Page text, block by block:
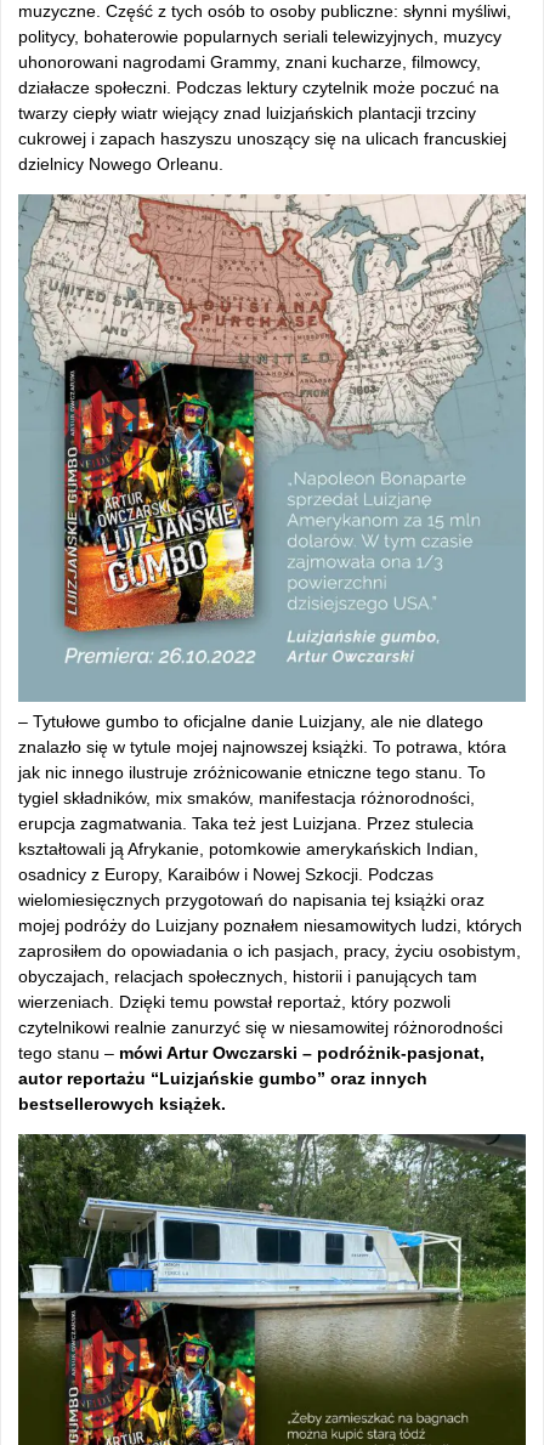
muzyczne. Część z tych osób to osoby publiczne: słynni myśliwi,
politycy, bohaterowie popularnych seriali telewizyjnych, muzycy
uhonorowani nagrodami Grammy, znani kucharze, filmowcy,
działacze społeczni. Podczas lektury czytelnik może poczuć na
twarzy ciepły wiatr wiejący znad luizjańskich plantacji trzciny
cukrowej i zapach haszyszu unoszący się na ulicach francuskiej
dzielnicy Nowego Orleanu.
– Tytułowe gumbo to oficjalne danie Luizjany, ale nie dlatego
znalazło się w tytule mojej najnowszej książki. To potrawa, która
jak nic innego ilustruje zróżnicowanie etniczne tego stanu. To
tygiel składników, mix smaków, manifestacja różnorodności,
erupcja zagmatwania. Taka też jest Luizjana. Przez stulecia
kształtowali ją Afrykanie, potomkowie amerykańskich Indian,
osadnicy z Europy, Karaibów i Nowej Szkocji. Podczas
wielomiesięcznych przygotowań do napisania tej książki oraz
mojej podróży do Luizjany poznałem niesamowitych ludzi, których
zaprosiłem do opowiadania o ich pasjach, pracy, życiu osobistym,
obyczajach, relacjach społecznych, historii i panujących tam
wierzeniach. Dzięki temu powstał reportaż, który pozwoli
czytelnikowi realnie zanurzyć się w niesamowitej różnorodności
tego stanu – mówi Artur Owczarski – podróżnik-pasjonat,
autor reportażu “Luizjańskie gumbo” oraz innych
bestsellerowych książek.